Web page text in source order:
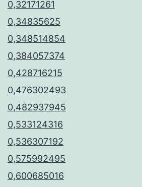
0,32171261
0,34835625
0,348514854
0,384057374
0,428716215
0,476302493
0,482937945
0,533124316
0,536307192
0,575992495
0,600685016